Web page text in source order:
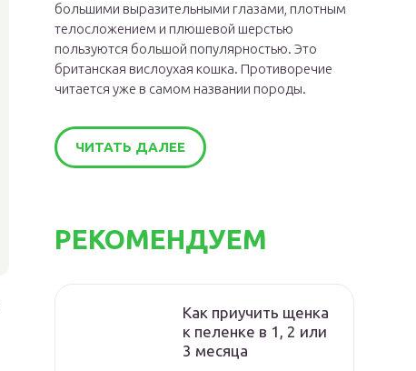
большими выразительными глазами, плотным
телосложением и плюшевой шерстью
пользуются большой популярностью. Это
британская вислоухая кошка. Противоречие
читается уже в самом названии породы.
ЧИТАТЬ ДАЛЕЕ
РЕКОМЕНДУЕМ
Как приучить щенка
к пеленке в 1, 2 или
3 месяца